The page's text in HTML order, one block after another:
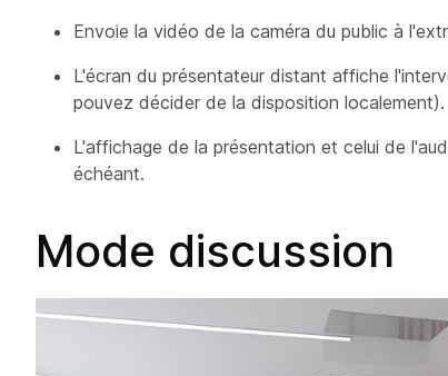
Envoie la vidéo de la caméra du public à
L'écran du présentateur distant affiche
pouvez décider de la disposition localement).
L'affichage de la présentation et celui de
échéant.
Mode discussion